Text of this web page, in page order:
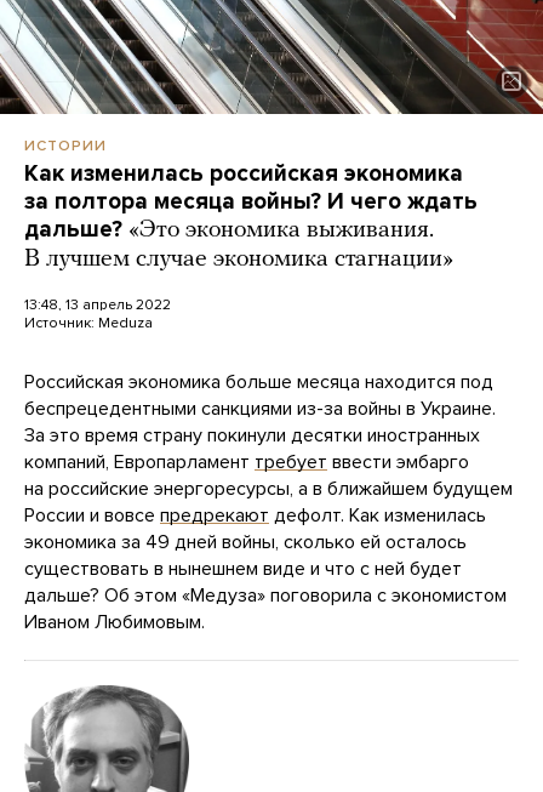
ИСТОРИИ
Как изменилась российская экономика
за полтора месяца войны? И чего ждать
дальше? «Это экономика выживания.
В лучшем случае экономика стагнации»
13:48, 13 апрель 2022
Источник: Meduza
Российская экономика больше месяца находится под
беспрецедентными санкциями из-за войны в Украине.
За это время страну покинули десятки иностранных
компаний, Европарламент требует ввести эмбарго
на российские энергоресурсы, а в ближайшем будущем
России и вовсе предрекают дефолт. Как изменилась
экономика за 49 дней войны, сколько ей осталось
существовать в нынешнем виде и что с ней будет
дальше? Об этом «Медуза» поговорила с экономистом
Иваном Любимовым.